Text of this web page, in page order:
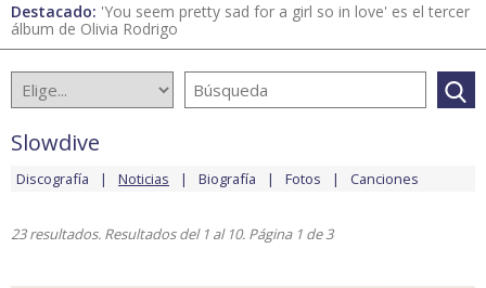
Destacado: 'You seem pretty sad for a girl so in love' es el tercer
álbum de Olivia Rodrigo
Slowdive
Discografía Noticias Biografía Fotos Canciones
23 resultados. Resultados del 1 al 10. Página 1 de 3